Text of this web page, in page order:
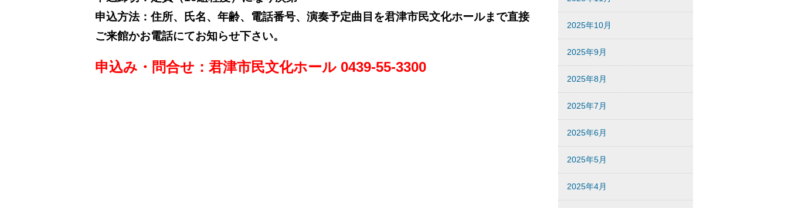
申込方法：住所、氏名、年齢、電話番号、演奏予定曲目を君津市民文化ホールまで直接
ご来館かお電話にてお知らせ下さい。
申込み・問合せ：君津市民文化ホール 0439-55-3300
2025年10月
2025年9月
2025年8月
2025年7月
2025年6月
2025年5月
2025年4月